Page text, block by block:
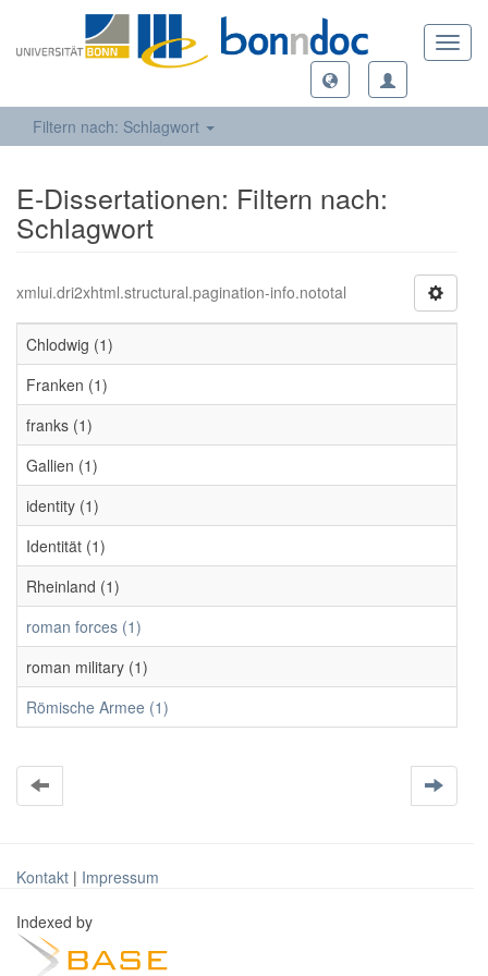
Filtern nach: Schlagwort
E-Dissertationen: Filtern nach:
Schlagwort
xmlui.dri2xhtml.structural.pagination-info.nototal
Chlodwig (1)
Franken (1)
franks (1)
Gallien (1)
identity (1)
Identität (1)
Rheinland (1)
roman forces (1)
roman military (1)
Römische Armee (1)
Kontakt | Impressum
Indexed by